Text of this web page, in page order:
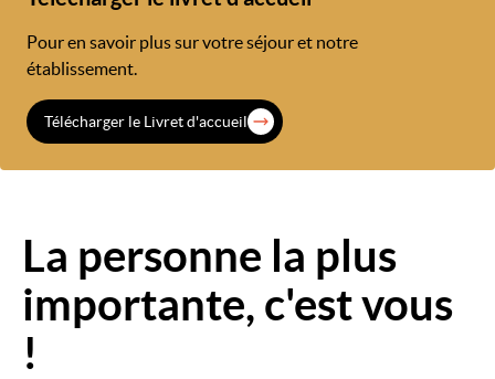
Pour en savoir plus sur votre séjour et notre
établissement.
Télécharger le Livret d'accueil
Image
La personne la plus
importante, c'est vous
!